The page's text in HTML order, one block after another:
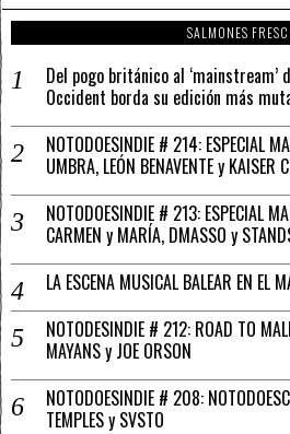
SALMONES
Del pogo británico al ‘mainstream’
Occident borda su edición más
NOTODOESINDIE # 214: ESPECIAL
UMBRA, LEÓN BENAVENTE y KAISER
NOTODOESINDIE # 213: ESPECIAL
CARMEN y MARÍA, DMASSO y
LA ESCENA MUSICAL BALEAR EN EL
NOTODESINDIE # 212: ROAD TO
MAYANS y JOE ORSON
NOTODOESINDIE # 208:
TEMPLES y SVSTO